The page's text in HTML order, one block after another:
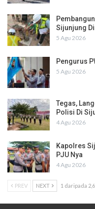
Sijunjung
5 Agu 2026
Pengurus
5 Agu 2026
Tegas,
Polisi Di
4 Agu 2026
Kapolres
PJU Nya
4 Agu 2026
PREV NEXT 1 daripada